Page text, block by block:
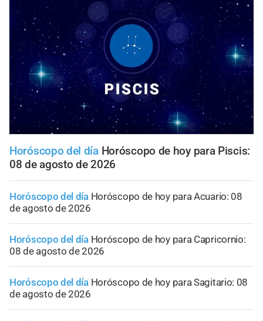
Horóscopo del día Horóscopo de hoy para Piscis:
08 de agosto de 2026
Horóscopo del día Horóscopo de hoy para Acuario: 08
de agosto de 2026
Horóscopo del día Horóscopo de hoy para Capricornio:
08 de agosto de 2026
Horóscopo del día Horóscopo de hoy para Sagitario: 08
de agosto de 2026